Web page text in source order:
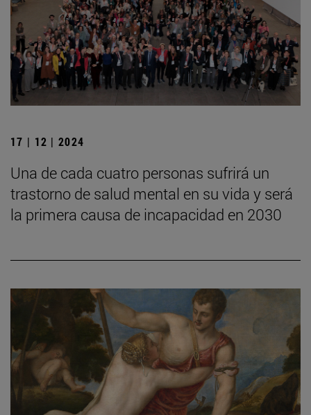
17 | 12 | 2024
Una de cada cuatro personas sufrirá un
trastorno de salud mental en su vida y será
la primera causa de incapacidad en 2030